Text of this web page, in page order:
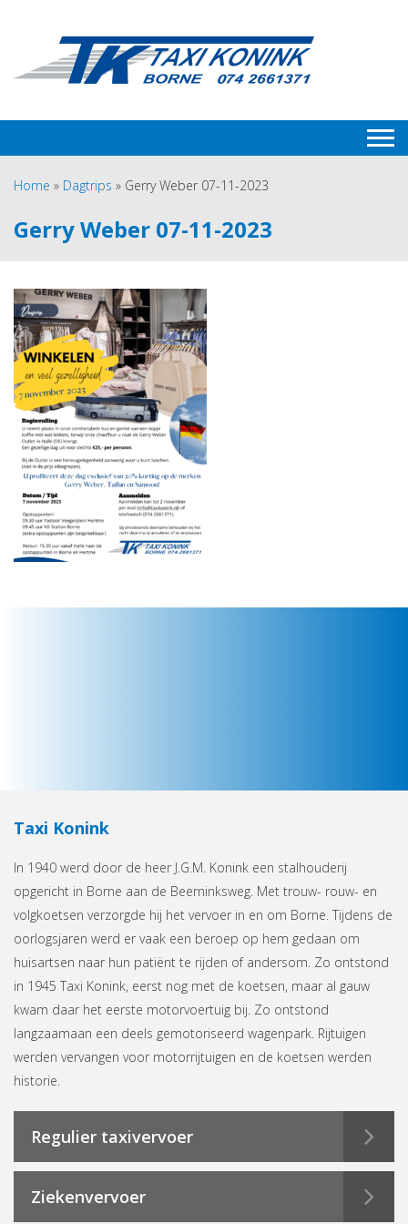
Home » Dagtrips » Gerry Weber 07-11-2023
Gerry Weber 07-11-2023
Taxi Konink
In 1940 werd door de heer J.G.M. Konink een stalhouderij
opgericht in Borne aan de Beerninksweg. Met trouw- rouw- en
volgkoetsen verzorgde hij het vervoer in en om Borne. Tijdens de
oorlogsjaren werd er vaak een beroep op hem gedaan om
huisartsen naar hun patiënt te rijden of andersom. Zo ontstond
in 1945 Taxi Konink, eerst nog met de koetsen, maar al gauw
kwam daar het eerste motorvoertuig bij. Zo ontstond
langzaamaan een deels gemotoriseerd wagenpark. Rijtuigen
werden vervangen voor motorrijtuigen en de koetsen werden
historie.
Regulier taxivervoer
Ziekenvervoer